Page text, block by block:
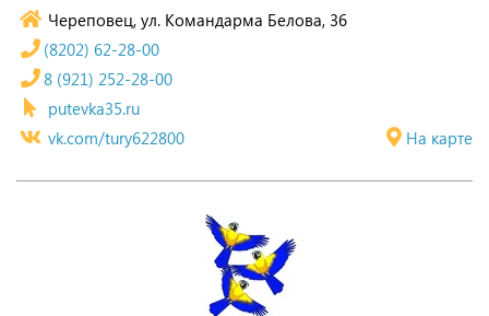
Череповец, ул. Командарма Белова, 36
На карте
(8202) 62-28-00
8 (921) 252-28-00
putevka35.ru
vk.com/tury622800